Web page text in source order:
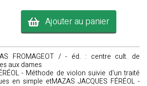
Ajouter au panier
FROMAGEOT / - éd. : centre cult. de
aux dames
- Méthode de violon suivie d'un traité
en simple etMAZAS JACQUES FÉRÉOL -